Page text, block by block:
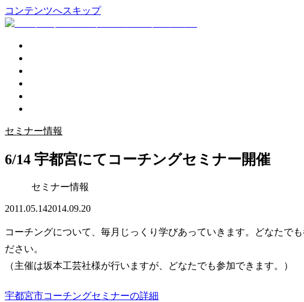
コンテンツへスキップ
セミナー情報
6/14 宇都宮にてコーチングセミナー開催
セミナー情報
2011.05.142014.09.20
コーチングについて、毎月じっくり学びあっていきます。どなたで
ださい。
（主催は坂本工芸社様が行いますが、どなたでも参加できます。）
宇都宮市コーチングセミナーの詳細